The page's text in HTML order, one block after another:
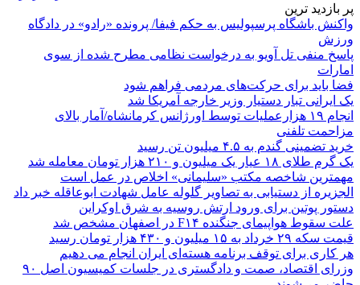
پر بازدید ترین
واکنش باشگاه پرسپولیس به حکم فیفا/ پرونده «رادو» در دادگاه
ورزش
پاسخ منفی تل آویو به درخواست نظامی مطرح شده از سوی
امارات
فضا باید برای حرکت‌های مردمی فراهم شود
یک ایرانی تبار دستیار وزیر خارجه آمریکا شد
انجام ۱۹ هزارعملیات توسط اورژانس کرمانشاه/آمار بالای
مزاحمت تلفنی
خرید تضمینی گندم به ۴.۵ میلیون تن رسید
یک گرم طلای ۱۸ عیار یک میلیون و ۲۱۰ هزار تومان معامله شد
مهمترین شاخصه مکتب «سلیمانی» اخلاص در عمل است
الجزیره از دستیابی به تصاویر گلوله عامل شهادت ابوعاقله خبر داد
دستور پوتین برای ورود ارتش روسیه به شرق اوکراین
علت سقوط هواپیمای جنگنده F۱۴ در اصفهان مشخص شد
قیمت سکه ۲۹ خرداد به ۱۵ میلیون و ۴۳۰ هزار تومان رسید
هر کاری برای توقف برنامه هسته‌ای ایران انجام می دهیم
وزرای اقتصاد، صمت و دادگستری در جلسات کمیسیون اصل ۹۰